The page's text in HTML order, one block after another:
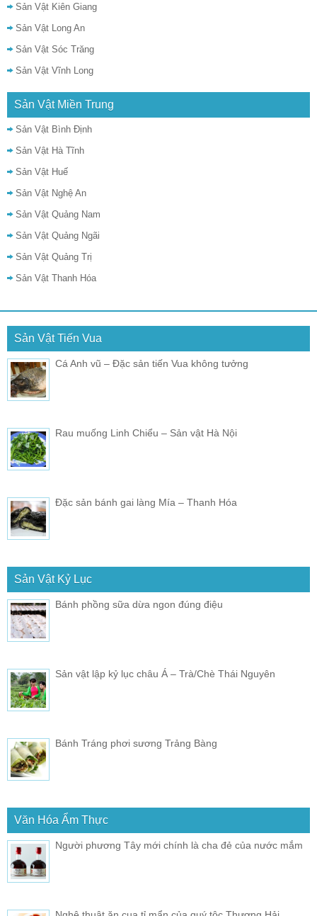
Sản Vật Kiên Giang
Sản Vật Long An
Sản Vật Sóc Trăng
Sản Vật Vĩnh Long
Sản Vật Miền Trung
Sản Vật Bình Định
Sản Vật Hà Tĩnh
Sản Vật Huế
Sản Vật Nghệ An
Sản Vật Quảng Nam
Sản Vật Quảng Ngãi
Sản Vật Quảng Trị
Sản Vật Thanh Hóa
Sản Vật Tiến Vua
Cá Anh vũ – Đặc sản tiến Vua không tưởng
Rau muống Linh Chiểu – Sản vật Hà Nội
Đặc sản bánh gai làng Mía – Thanh Hóa
Sản Vật Kỷ Lục
Bánh phồng sữa dừa ngon đúng điệu
Sản vật lập kỷ lục châu Á – Trà/Chè Thái Nguyên
Bánh Tráng phơi sương Trảng Bàng
Văn Hóa Ẩm Thực
Người phương Tây mới chính là cha đẻ của nước mắm